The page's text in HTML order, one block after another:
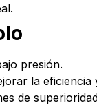
presión.
la eficiencia
de